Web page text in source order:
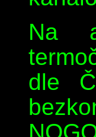
Na
dle